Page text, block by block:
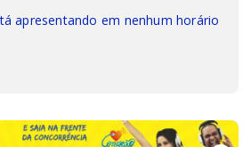
apresentando em nenhum horário